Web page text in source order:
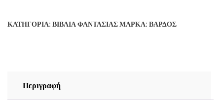
OF
ποσότητα
ΚΑΤΗΓΟΡΊΑ: ΒΙΒΛΊΑ ΦΑΝΤΑΣΊΑΣΜΆΡΚΑ: ΒΆΡΔΟΣ
Περιγραφή